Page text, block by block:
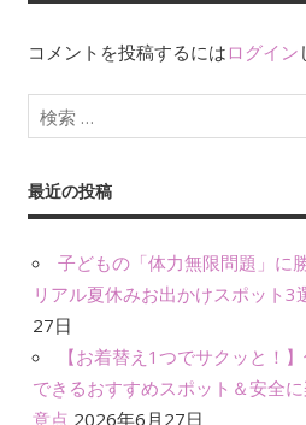
シ
ン
コメントを投稿するには ログイン
最近の投稿
子どもの「体力無限問題」に
リアル夏休みお出かけスポット3
27日
【お着替え1つでサクッと！
できるおすすめスポット＆安全
意点 2026年6月27日